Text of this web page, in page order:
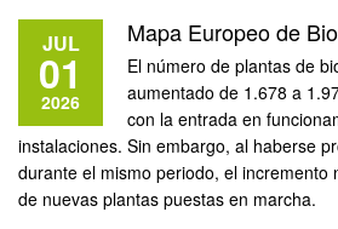
JUL
01
2026
Mapa Europeo de
El número de plantas de
aumentado de 1.678 a
con la entrada en
instalaciones. Sin embargo, al haberse
durante el mismo periodo, el incremento
de nuevas plantas puestas en marcha.